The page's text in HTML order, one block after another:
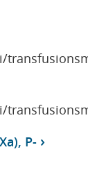
P-